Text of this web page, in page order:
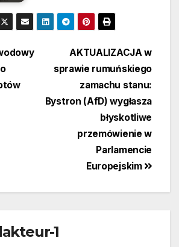
AKTUALIZACJA w
sprawie rumuńskiego
zamachu stanu:
Bystron (AfD) wygłasza
błyskotliwe
przemówienie w
Parlamencie
Europejskim
1